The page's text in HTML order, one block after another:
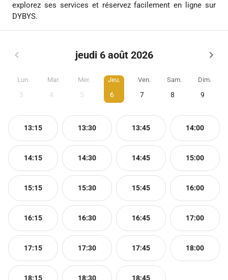
explorez ses services et réservez facilement en ligne sur
DYBYS.
jeudi 6 août 2026
Lun.
3
Mar.
4
Mer.
5
Jeu.
6
Ven.
7
Sam.
8
Dim.
9
13:15 13:30 13:45 14:00
14:15 14:30 14:45 15:00
15:15 15:30 15:45 16:00
16:15 16:30 16:45 17:00
17:15 17:30 17:45 18:00
18:15 18:30 18:45